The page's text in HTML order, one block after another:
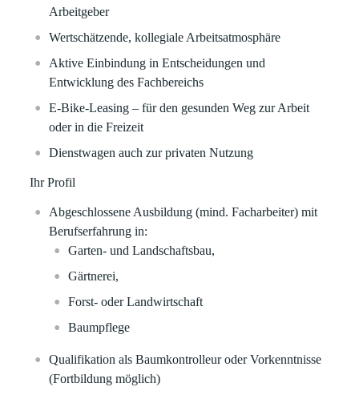
Arbeitgeber
Wertschätzende, kollegiale Arbeitsatmosphäre
Aktive Einbindung in Entscheidungen und
Entwicklung des Fachbereichs
E-Bike-Leasing – für den gesunden Weg zur Arbeit
oder in die Freizeit
Dienstwagen auch zur privaten Nutzung
Ihr Profil
Abgeschlossene Ausbildung (mind. Facharbeiter) mit
Berufserfahrung in:
Garten‑ und Landschaftsbau,
Gärtnerei,
Forst‑ oder Landwirtschaft
Baumpflege
Qualifikation als Baumkontrolleur oder Vorkenntnisse
(Fortbildung möglich)